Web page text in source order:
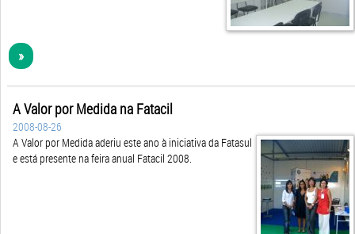
»
A Valor por Medida na Fatacil
2008-08-26
A Valor por Medida aderiu este ano à iniciativa da Fatasul
e está presente na feira anual Fatacil 2008.